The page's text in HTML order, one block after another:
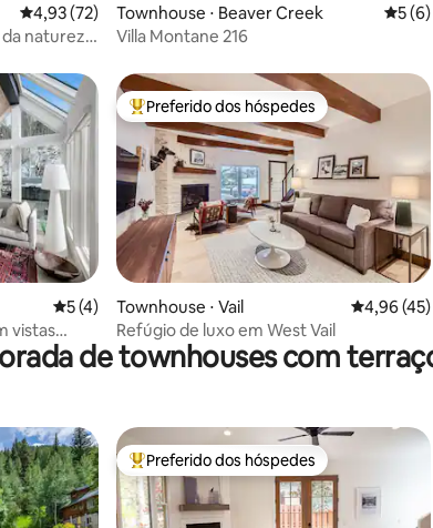
4,93 de uma avaliação média de 5, 72 avaliações
4,93 (72)
natureza
Townhouse ⋅ Beaver Creek 5 de
5 (6)
Villa Montane 216
5 de uma avaliação média de 5, 4 avaliações
5 (4)
vistas
Entre os melhores preferidos dos hóspedes
Preferido dos hóspedes
Townhouse ⋅ Vail 4,96 de
4,96 (45)
Refúgio de luxo em West Vail
de townhouses com
hóspedes Entre os melhores preferidos dos hóspedes
Preferido dos hóspedes